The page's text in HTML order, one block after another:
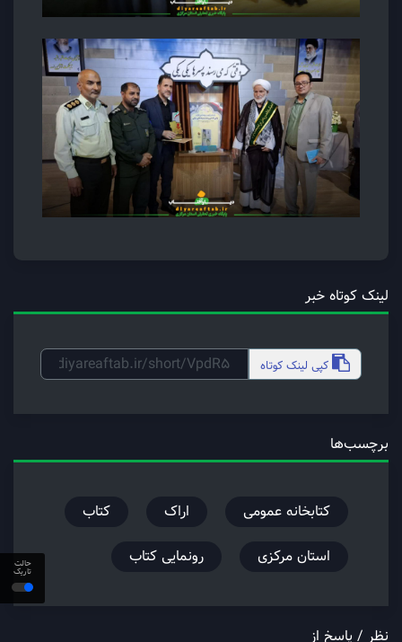
حالت
تاریک
لینک کوتاه خبر
کپی لینک کوتاه
برچسب‌ها
کتابخانه عمومی اراک
کتاب
استان مرکزی
رونمایی کتاب
نظر / پاسخ از